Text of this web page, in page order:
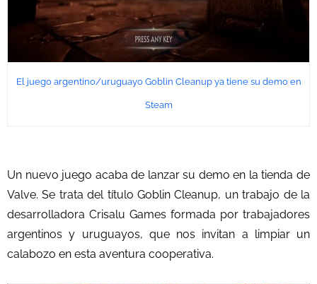
El juego argentino/uruguayo Goblin Cleanup ya tiene su demo en
Steam
Un nuevo juego acaba de lanzar su demo en la tienda de
Valve. Se trata del título Goblin Cleanup, un trabajo de la
desarrolladora Crisalu Games formada por trabajadores
argentinos y uruguayos, que nos invitan a limpiar un
calabozo en esta aventura cooperativa.